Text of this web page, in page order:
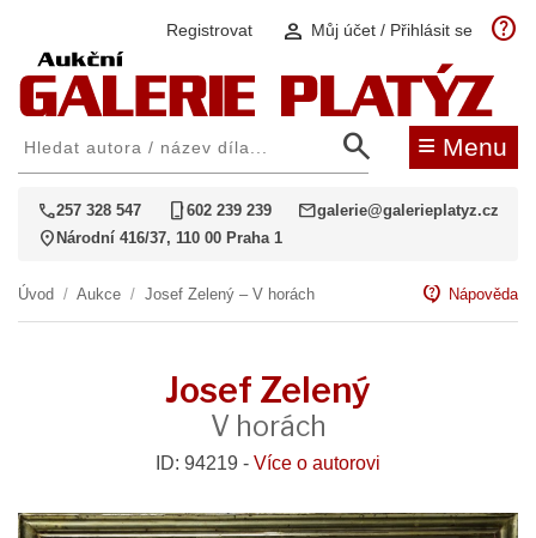
Registrovat person Můj účet / Přihlásit se help
search ≡ Menu
call257 328 547 phone_iphone602 239 239 mailgalerie@galerieplatyz.cz
location_on Národní 416/37, 110 00 Praha 1
Úvod / Aukce / Josef Zelený – V horách contact_support Nápověda
Josef Zelený
V horách
ID: 94219 - Více o autorovi